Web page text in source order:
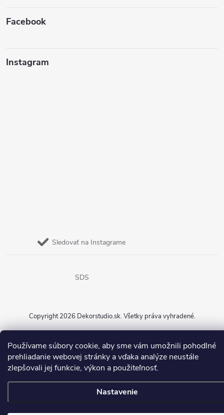
Používame súbory cookie, aby sme vám umožnili pohodlné
prehliadanie webovej stránky a vďaka analýze neustále
zlepšovali jej funkcie, výkon a použiteľnosť.
Nastavenie
Facebook
Instagram
Sledovať na Instagrame
SDS
Copyright 2026 Dekorstudio.sk. Všetky práva vyhradené.